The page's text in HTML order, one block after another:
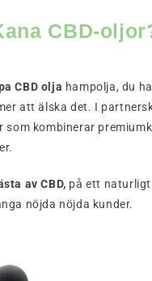
CBD-
CBD olja hampolja, du
att älska det. I
som kombinerar
av CBD, på ett
nöjda nöjda kunder.